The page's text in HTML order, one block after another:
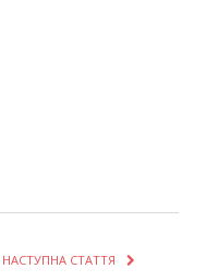
НАСТУПНА СТАТТЯ